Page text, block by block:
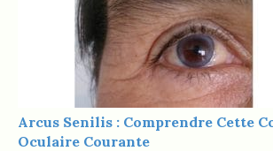
Arcus Senilis : Comprendre Cette
Oculaire Courante